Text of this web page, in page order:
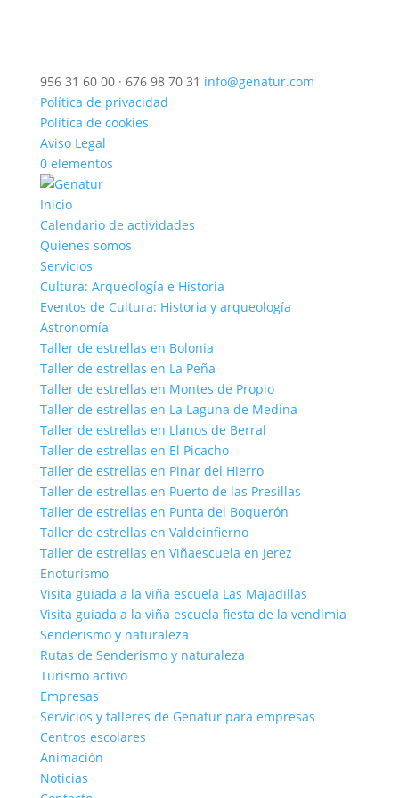
956 31 60 00 · 676 98 70 31 info@genatur.com
Política de privacidad
Política de cookies
Aviso Legal
0 elementos
Inicio
Calendario de actividades
Quienes somos
Servicios
Cultura: Arqueología e Historia
Eventos de Cultura: Historia y arqueología
Astronomía
Taller de estrellas en Bolonia
Taller de estrellas en La Peña
Taller de estrellas en Montes de Propio
Taller de estrellas en La Laguna de Medina
Taller de estrellas en Llanos de Berral
Taller de estrellas en El Picacho
Taller de estrellas en Pinar del Hierro
Taller de estrellas en Puerto de las Presillas
Taller de estrellas en Punta del Boquerón
Taller de estrellas en Valdeinfierno
Taller de estrellas en Viñaescuela en Jerez
Enoturismo
Visita guiada a la viña escuela Las Majadillas
Visita guiada a la viña escuela fiesta de la vendimia
Senderismo y naturaleza
Rutas de Senderismo y naturaleza
Turismo activo
Empresas
Servicios y talleres de Genatur para empresas
Centros escolares
Animación
Noticias